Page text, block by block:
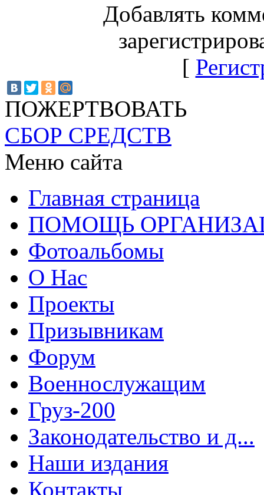
Добавлять
[
ПОЖЕРТВОВАТЬ
СБОР СРЕДСТВ
Меню сайта
Главная страница
ПОМОЩЬ
Фотоальбомы
О Нас
Проекты
Призывникам
Форум
Военнослужащим
Груз-200
Законодательство и д...
Наши издания
Контакты